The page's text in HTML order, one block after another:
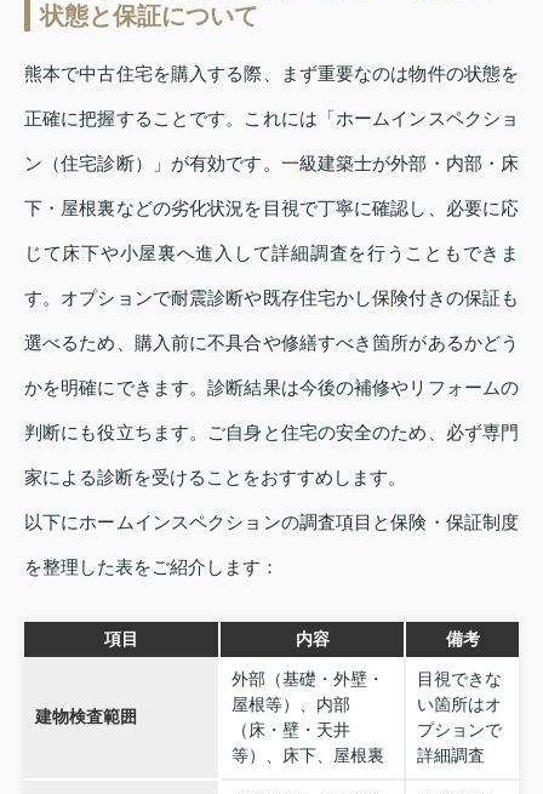
状態と保証について
熊本で中古住宅を購入する際、まず重要なのは物件の状態を
正確に把握することです。これには「ホームインスペクショ
ン（住宅診断）」が有効です。一級建築士が外部・内部・床
下・屋根裏などの劣化状況を目視で丁寧に確認し、必要に応
じて床下や小屋裏へ進入して詳細調査を行うこともできま
す。オプションで耐震診断や既存住宅かし保険付きの保証も
選べるため、購入前に不具合や修繕すべき箇所があるかどう
かを明確にできます。診断結果は今後の補修やリフォームの
判断にも役立ちます。ご自身と住宅の安全のため、必ず専門
家による診断を受けることをおすすめします。
以下にホームインスペクションの調査項目と保険・保証制度
を整理した表をご紹介します：
項目 内容 備考
建物検査範囲
外部（基礎・外壁・
屋根等）、内部
（床・壁・天井
等）、床下、屋根裏
目視できな
い箇所はオ
プションで
詳細調査